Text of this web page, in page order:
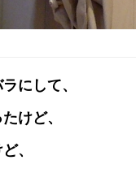
にして、
けど、
、